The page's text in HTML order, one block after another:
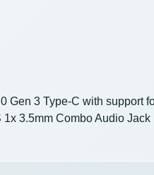
Gen 3 Type-C with support
3.5mm Combo Audio